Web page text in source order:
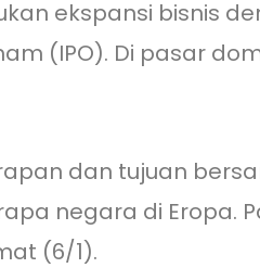
ekspansi bisnis
(IPO). Di pasar
dan tujuan
negara di Eropa.
(6/1).